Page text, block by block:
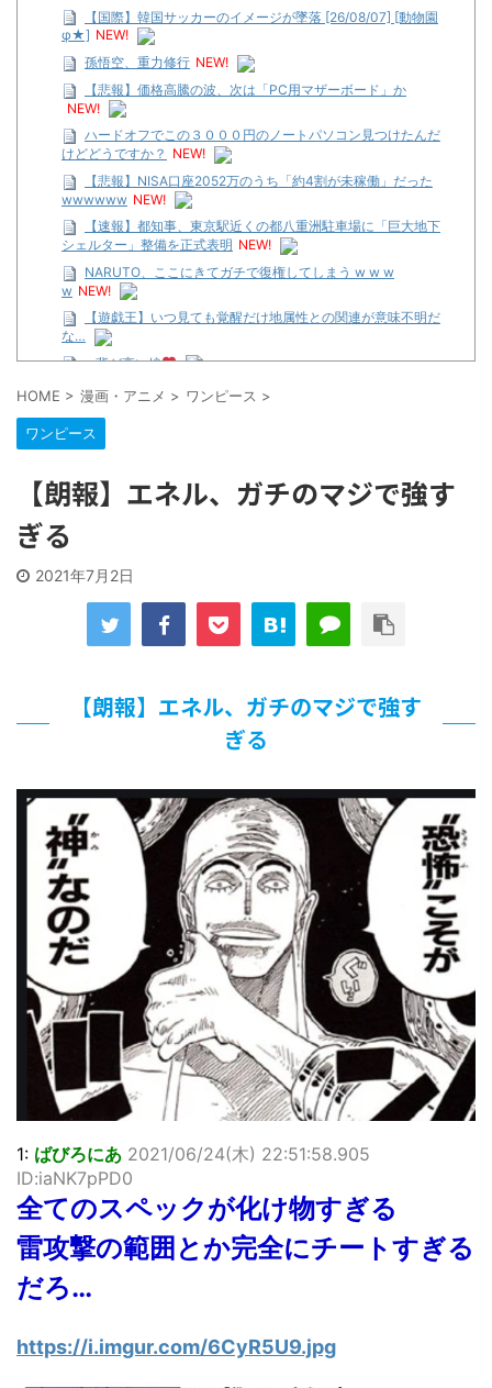
【国際】韓国サッカーのイメージが墜落 [26/08/07] [動物園
φ★] NEW!
孫悟空、重力修行 NEW!
【悲報】価格高騰の波、次は「PC用マザーボード」か
NEW!
ハードオフでこの３０００円のノートパソコン見つけたんだ
けどどうですか？ NEW!
【悲報】NISA口座2052万のうち「約4割が未稼働」だった
wwwwww NEW!
【速報】都知事、東京駅近くの都八重洲駐車場に「巨大地下
シェルター」整備を正式表明 NEW!
NARUTO、ここにきてガチで復権してしまう w w w
w NEW!
【遊戯王】いつ見ても覚醒だけ地属性との関連が意味不明だ
な…
…背が高い娘
【遊戯王】いつ見ても覚醒だけ地属性との関連が意味不明だ
な…
「洋画に日本版主題歌は必要か?」論争
題歌歌うよ！
【R-18】真・女神転生 Road to the Transcendence【二次
創作】 第２０話
【画像】この女優さん、可愛すぎる
【遊戯王】いつ見ても覚醒だけ地属性との関連が意味不明だ
【朗報】齋藤飛鳥、前屈みで完全に見えてる動画が拡散され
てしまう…
【画像】『プリズマ☆イリヤ』の新グッズ、流石に一線を越
北原ももさんの挑発!!!
【画像】顔100点、体30点の女ｗｗｗ
…背が高い娘
佐藤絢音ちゃん(11)が万バズ！！
「洋画に日本版主題歌は必要か?」論争
超能力が使えるようになったので限界まで極める事にした件
その２
北原ももさんの挑発!!!
【画像】『プリズマ☆イリヤ』の新グッズ、流石に一線を越
えてしまう
敵「ダンクーガは合体するまでが長過ぎてつまらない」←合
体する前から面白いんだよなぁ
まとめチェッカーは閉鎖しました。RSSの解除をお願いしま
す。
かわからない
NHKにようこそ！を見終えたんだがｗｗｗ
Powered by livedoor 相互RSS
HOME > 漫画・アニメ > ワンピース >
ワンピース
【朗報】エネル、ガチのマジで強す
ぎる
2021年7月2日
【朗報】エネル、ガチのマジで強す
ぎる
1: ばびろにあ 2021/06/24(木) 22:51:58.905
ID:iaNK7pPD0
全てのスペックが化け物すぎる
雷攻撃の範囲とか完全にチートすぎる
だろ…
https://i.imgur.com/6CyR5U9.jpg